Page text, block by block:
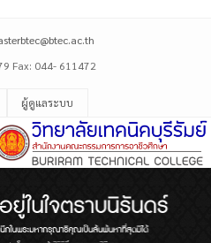
Fax: 044- 611472
ผู้ดูแลระบบ